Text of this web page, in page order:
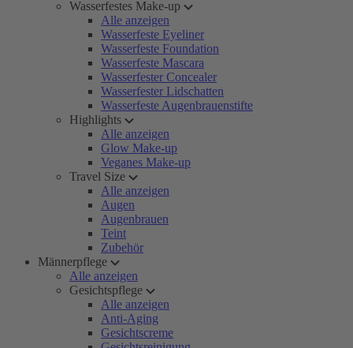
Wasserfestes Make-up
Alle anzeigen
Wasserfeste Eyeliner
Wasserfeste Foundation
Wasserfeste Mascara
Wasserfester Concealer
Wasserfester Lidschatten
Wasserfeste Augenbrauenstifte
Highlights
Alle anzeigen
Glow Make-up
Veganes Make-up
Travel Size
Alle anzeigen
Augen
Augenbrauen
Teint
Zubehör
Männerpflege
Alle anzeigen
Gesichtspflege
Alle anzeigen
Anti-Aging
Gesichtscreme